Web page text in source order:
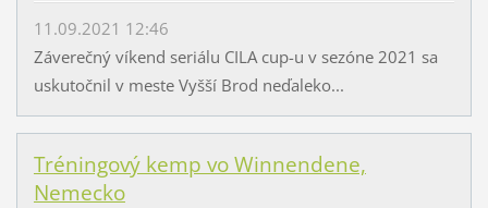
11.09.2021 12:46
Záverečný víkend seriálu CILA cup-u v sezóne 2021 sa
uskutočnil v meste Vyšší Brod neďaleko...
Tréningový kemp vo Winnendene,
Nemecko